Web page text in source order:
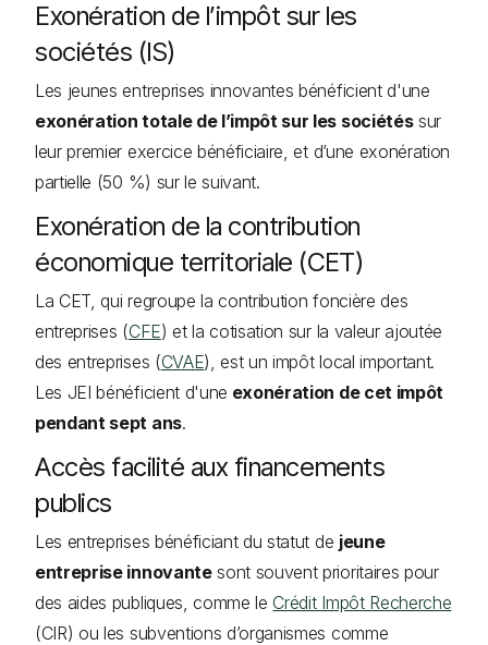
Exonération de l’impôt sur les
sociétés (IS)
Les jeunes entreprises innovantes bénéficient d'une
exonération totale de l’impôt sur les sociétéssur
leur premier exercice bénéficiaire, et d’une exonération
partielle (50 %) sur le suivant.
Exonération de la contribution
économique territoriale (CET)
La CET, qui regroupe la contribution foncière des
entreprises (CFE) et la cotisation sur la valeur ajoutée
des entreprises (CVAE), est un impôt local important.
Les JEI bénéficient d'une exonération de cet impôt
pendant sept ans.
Accès facilité aux financements
publics
Les entreprises bénéficiant du statut de jeune
entreprise innovantesont souvent prioritaires pour
des aides publiques, comme le Crédit Impôt Recherche
(CIR) ou les subventions d’organismes comme